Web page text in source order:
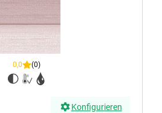
0,0 (0)
Konfigurieren